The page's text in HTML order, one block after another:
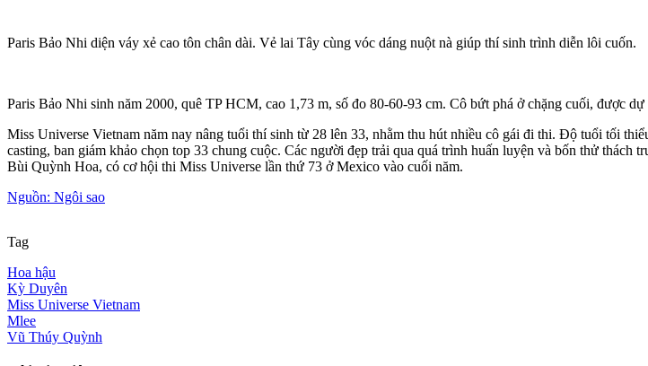
Paris Bảo Nhi diện váy xẻ cao tôn chân dài. Vẻ lai Tây cùng vóc dáng nuột nà giúp thí sinh trình diễn lôi cuốn.
Paris Bảo Nhi sinh năm 2000, quê TP HCM, cao 1,73 m, số đo 80-60-93 cm. Cô bứt phá ở chặng cuối, được
Miss Universe Vietnam năm nay nâng tuổi thí sinh từ 28 lên 33, nhằm thu hút nhiều cô gái đi thi. Độ tuổi tối
casting, ban giám khảo chọn top 33 chung cuộc. Các người đẹp trải qua quá trình huấn luyện và bốn thử
Bùi Quỳnh Hoa, có cơ hội thi Miss Universe lần thứ 73 ở Mexico vào cuối năm.
Nguồn: Ngôi sao
Tag
Hoa hậu
Kỳ Duyên
Miss Universe Vietnam
Mlee
Vũ Thúy Quỳnh